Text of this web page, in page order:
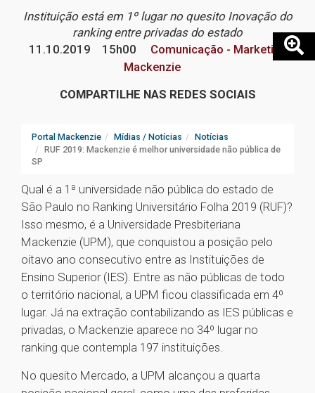
Instituição está em 1º lugar no quesito Inovação do
ranking entre privadas do estado
11.10.2019
15h00
Comunicação - Marketing
Mackenzie
COMPARTILHE NAS REDES SOCIAIS
Portal Mackenzie Mídias / Notícias
Notícias
RUF 2019: Mackenzie é melhor universidade não pública de
SP
Qual é a 1ª universidade não pública do estado de
São Paulo no Ranking Universitário Folha 2019 (RUF)?
Isso mesmo, é a Universidade Presbiteriana
Mackenzie (UPM), que conquistou a posição pelo
oitavo ano consecutivo entre as Instituições de
Ensino Superior (IES). Entre as não públicas de todo
o território nacional, a UPM ficou classificada em 4º
lugar. Já na extração contabilizando as IES públicas e
privadas, o Mackenzie aparece no 34º lugar no
ranking que contempla 197 instituições.
No quesito Mercado, a UPM alcançou a quarta